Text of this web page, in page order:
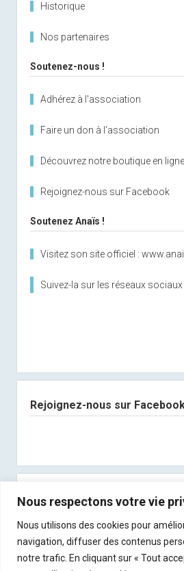
Nous respectons votre vie
Nous utilisons des cookies pour
navigation, diffuser des contenus
notre trafic. En cliquant sur « Tout
Historique
Nos partenaires
Soutenez-nous !
Adhérez à l'association
Faire un don à l'association
Découvrez notre boutique en ligne
Rejoignez-nous sur Facebook
Soutenez Anaïs !
Visitez son site officiel :
Suivez-la sur les réseaux sociaux
Rejoignez-nous sur
Abonnez-vous à notre
Recevez les derniers articles
votre boite mail !